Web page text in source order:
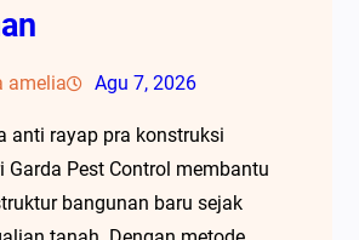
amelia Agu 7, 2026
anti rayap pra konstruksi
Garda Pest Control membantu
bangunan baru sejak